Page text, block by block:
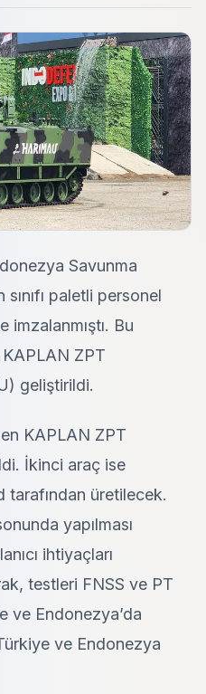
Savunma
sınıfı paletli personel
imzalanmıştı. Bu
ZPT
geliştirildi.
KAPLAN ZPT
İkinci araç ise
tarafından üretilecek.
yapılması
ihtiyaçları
testleri FNSS ve PT
ve Endonezya’da
ve Endonezya